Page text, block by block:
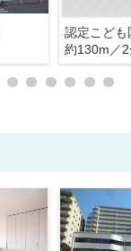
約130m／